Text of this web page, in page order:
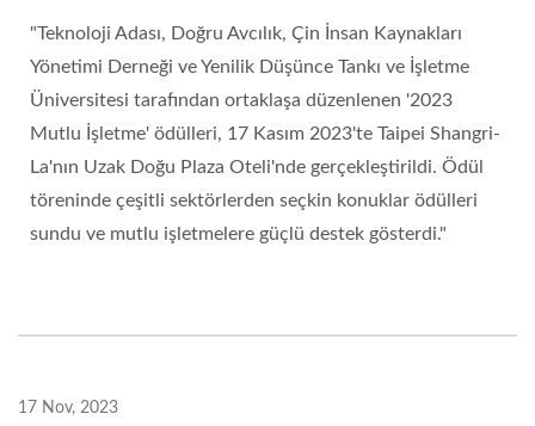
"Teknoloji Adası, Doğru Avcılık, Çin İnsan Kaynakları
Yönetimi Derneği ve Yenilik Düşünce Tankı ve İşletme
Üniversitesi tarafından ortaklaşa düzenlenen '2023
Mutlu İşletme' ödülleri, 17 Kasım 2023'te Taipei Shangri-
La'nın Uzak Doğu Plaza Oteli'nde gerçekleştirildi. Ödül
töreninde çeşitli sektörlerden seçkin konuklar ödülleri
sundu ve mutlu işletmelere güçlü destek gösterdi."
17 Nov, 2023